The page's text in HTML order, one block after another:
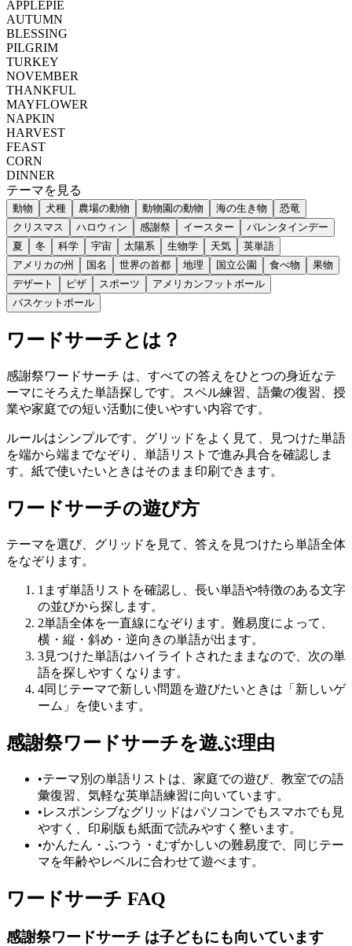
APPLEPIE
AUTUMN
BLESSING
PILGRIM
TURKEY
NOVEMBER
THANKFUL
MAYFLOWER
NAPKIN
HARVEST
FEAST
CORN
DINNER
テーマを見る
動物 犬種 農場の動物 動物園の動物 海の生き物
恐竜
クリスマス
ハロウィン 感謝祭 イースター
バレンタインデー
夏
冬 科学 宇宙 太陽系 生物学 天気
英単語
アメリカの州
国名 世界の首都 地理 国立公園 食べ物
果物
デザート
ピザ スポーツ
アメリカンフットボール
バスケットボール
ワードサーチとは？
感謝祭ワードサーチ は、すべての答えをひとつの身近なテ
ーマにそろえた単語探しです。スペル練習、語彙の復習、授
業や家庭での短い活動に使いやすい内容です。
ルールはシンプルです。グリッドをよく見て、見つけた単語
を端から端までなぞり、単語リストで進み具合を確認しま
す。紙で使いたいときはそのまま印刷できます。
ワードサーチの遊び方
テーマを選び、グリッドを見て、答えを見つけたら単語全体
をなぞります。
1 まず単語リストを確認し、長い単語や特徴のある文字
の並びから探します。
2単語全体を一直線になぞります。難易度によって、
横・縦・斜め・逆向きの単語が出ます。
3見つけた単語はハイライトされたままなので、次の単
語を探しやすくなります。
4同じテーマで新しい問題を遊びたいときは「新しいゲ
ーム」を使います。
感謝祭ワードサーチを遊ぶ理由
•テーマ別の単語リストは、家庭での遊び、教室での語
彙復習、気軽な英単語練習に向いています。
•レスポンシブなグリッドはパソコンでもスマホでも見
やすく、印刷版も紙面で読みやすく整います。
•かんたん・ふつう・むずかしいの難易度で、同じテー
マを年齢やレベルに合わせて遊べます。
ワードサーチ FAQ
感謝祭ワードサーチ は子どもにも向いています